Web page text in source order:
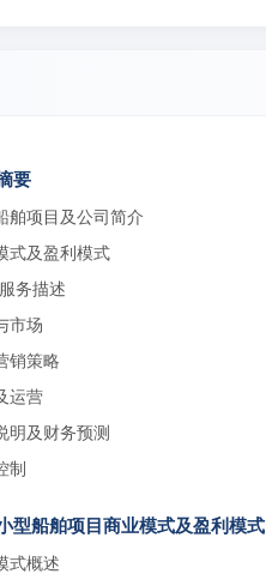
要
舶项目及公司简介
式及盈利模式
务描述
市场
销策略
运营
明及财务预测
制
型船舶项目商业模式及盈利模式
式概述